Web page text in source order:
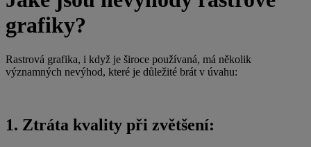
grafiky?
Rastrová grafika, i když je široce používaná, má několik
významných nevýhod, které je důležité brát v úvahu:
1. Ztráta kvality při zvětšení: